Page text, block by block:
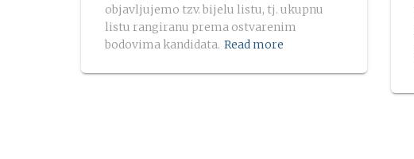
objavljujemo tzv. bijelu listu, tj. ukupnu
listu rangiranu prema ostvarenim
bodovima kandidata. Read more